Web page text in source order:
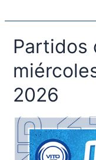
Partidos
2026
Partidos
destacados
del
3
junio
del
2026